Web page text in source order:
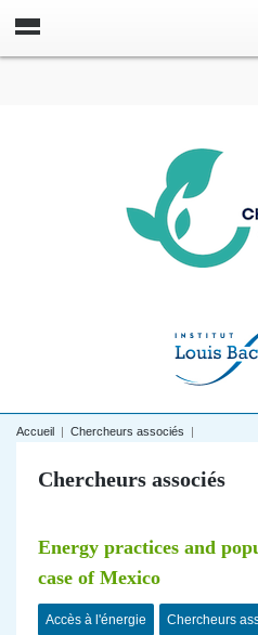
Accueil | Chercheurs associés |
Chercheurs associés
Energy practices and
case of Mexico
Accès à l'énergie Chercheurs